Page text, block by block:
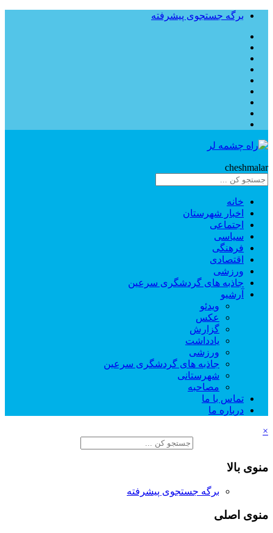
برگه جستجوی پیشرفته
cheshmalar
خانه
اخبار شهرستان
اجتماعی
سیاسی
فرهنگی
اقتصادی
ورزشی
جاذبه های گردشگری سرعین
آرشیو
ویدئو
عکس
گزارش
یادداشت
ورزشی
جاذبه های گردشگری سرعین
شهرستانی
مصاحبه
تماس با ما
درباره ما
×
منوی بالا
برگه جستجوی پیشرفته
منوی اصلی